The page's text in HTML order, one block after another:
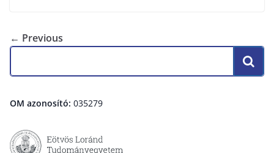
← Previous
OM azonosító: 035279